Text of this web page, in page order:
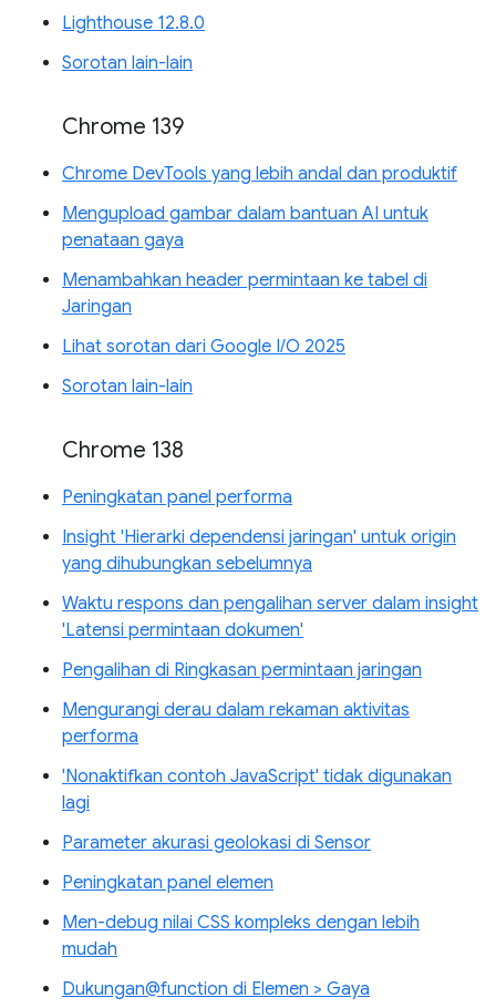
Lighthouse 12.8.0
Sorotan lain-lain
Chrome 139
Chrome DevTools yang lebih andal dan produktif
Mengupload gambar dalam bantuan AI untuk
penataan gaya
Menambahkan header permintaan ke tabel di
Jaringan
Lihat sorotan dari Google I/O 2025
Sorotan lain-lain
Chrome 138
Peningkatan panel performa
Insight 'Hierarki dependensi jaringan' untuk origin
yang dihubungkan sebelumnya
Waktu respons dan pengalihan server dalam insight
'Latensi permintaan dokumen'
Pengalihan di Ringkasan permintaan jaringan
Mengurangi derau dalam rekaman aktivitas
performa
'Nonaktifkan contoh JavaScript' tidak digunakan
lagi
Parameter akurasi geolokasi di Sensor
Peningkatan panel elemen
Men-debug nilai CSS kompleks dengan lebih
mudah
Dukungan@function di Elemen > Gaya